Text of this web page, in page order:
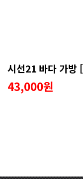
시선21 바다 가방
43,000원